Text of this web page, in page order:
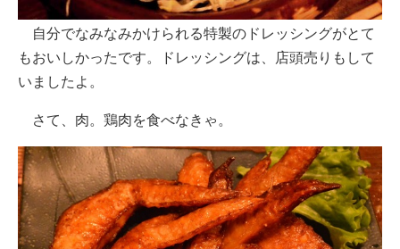
自分でなみなみかけられる特製のドレッシングがとて
もおいしかったです。ドレッシングは、店頭売りもして
いましたよ。
さて、肉。鶏肉を食べなきゃ。